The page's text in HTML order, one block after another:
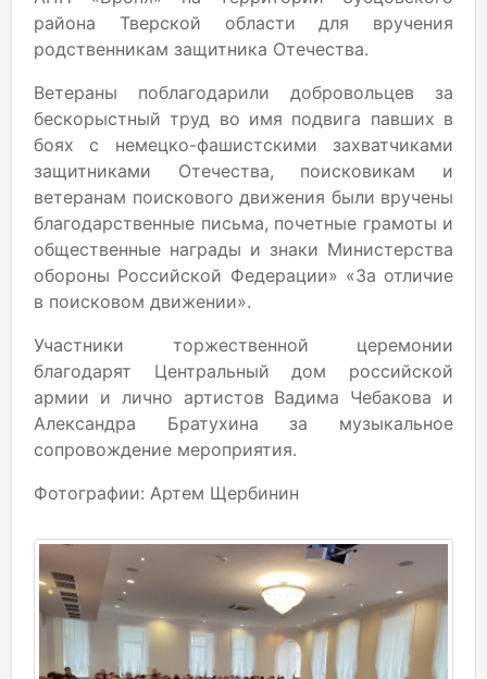
района Тверской области для вручения
родственникам защитника Отечества.
Ветераны поблагодарили добровольцев за
бескорыстный труд во имя подвига павших в
боях с немецко-фашистскими захватчиками
защитниками Отечества, поисковикам и
ветеранам поискового движения были вручены
благодарственные письма, почетные грамоты и
общественные награды и знаки Министерства
обороны Российской Федерации» «За отличие
в поисковом движении».
Участники торжественной церемонии
благодарят Центральный дом российской
армии и лично артистов Вадима Чебакова и
Александра Братухина за музыкальное
сопровождение мероприятия.
Фотографии: Артем Щербинин